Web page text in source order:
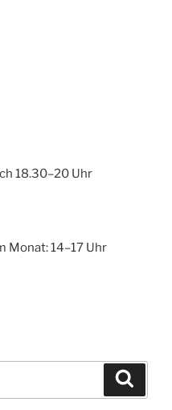
18.30–20 Uhr
Monat: 14–17 Uhr